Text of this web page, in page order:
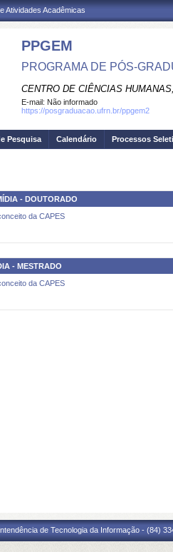
Atividades Acadêmicas
PPGEM
PROGRAMA DE PÓS-
CENTRO DE CIÊNCIAS
E-mail: Não informado
https://posgraduacao.ufrn.br/ppgem2
Pesquisa Calendário Processos
- DOUTORADO
da CAPES
- MESTRADO
da CAPES
de Tecnologia da Informação - (84)